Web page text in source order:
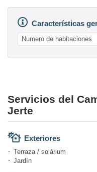
Características
Numero de habitaciones
Servicios del
Jerte
Exteriores
Terraza / solárium
Jardín